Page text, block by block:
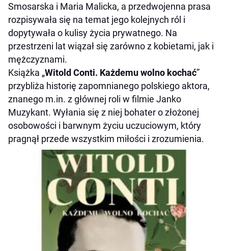
Smosarska i Maria Malicka, a przedwojenna prasa
rozpisywała się na temat jego kolejnych ról i
dopytywała o kulisy życia prywatnego. Na
przestrzeni lat wiązał się zarówno z kobietami, jak i
mężczyznami.
Książka „Witold Conti. Każdemu wolno kochać”
przybliża historię zapomnianego polskiego aktora,
znanego m.in. z głównej roli w filmie Janko
Muzykant. Wyłania się z niej bohater o złożonej
osobowości i barwnym życiu uczuciowym, który
pragnął przede wszystkim miłości i zrozumienia.